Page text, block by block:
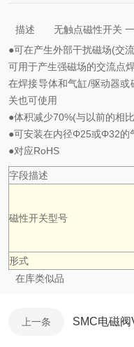
描述
无触点磁性开关
●可在产生外部干扰磁场(交
可用于产生强磁场的交流点
在焊接导体和气缸/驱动器
关也可使用
●体积减少70%(与以前的相
●可安装在内径Φ25或Φ32的
●对应RoHS
字段描述
磁性开关型号
形式
在库类似品
上一条 SMC电磁